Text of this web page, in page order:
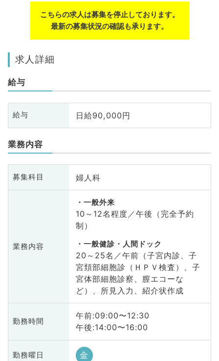
こちらの求人は募集を停止しております。
最新の募集状況の確認も承ります。
求人詳細
給与
給与 日給90,000円
業務内容
募集科目 婦人科
業務内容
一般外来
10～12名程度／午後（完全予約
制）
一般健診・人間ドック
20～25名／午前（子宮内診、子
宮頚部細胞診（ＨＰＶ検査）、子
宮体部細胞診察、膣エコーな
ど）、所見入力、紹介状作成
勤務時間
午前:09:00〜12:30
午後:14:00〜16:00
勤務曜日 金